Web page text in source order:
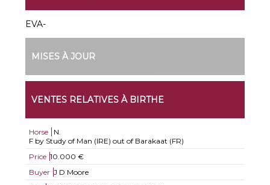
EVA-
MISES À JOUR
VENTES RELATIVES À BIRTHE
Horse
N.
F by Study of Man (IRE) out of Barakaat (FR)
Price 10.000 €
Buyer J D Moore